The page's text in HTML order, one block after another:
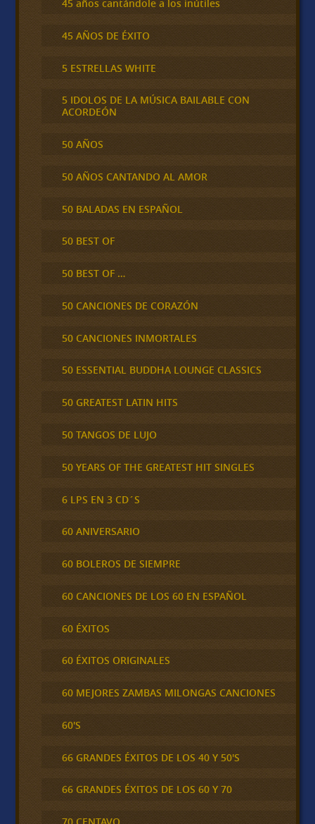
45 años cantándole a los inútiles
45 AÑOS DE ÉXITO
5 ESTRELLAS WHITE
5 IDOLOS DE LA MÚSICA BAILABLE CON
ACORDEÓN
50 AÑOS
50 AÑOS CANTANDO AL AMOR
50 BALADAS EN ESPAÑOL
50 BEST OF
50 BEST OF …
50 CANCIONES DE CORAZÓN
50 CANCIONES INMORTALES
50 ESSENTIAL BUDDHA LOUNGE CLASSICS
50 GREATEST LATIN HITS
50 TANGOS DE LUJO
50 YEARS OF THE GREATEST HIT SINGLES
6 LPS EN 3 CD´S
60 ANIVERSARIO
60 BOLEROS DE SIEMPRE
60 CANCIONES DE LOS 60 EN ESPAÑOL
60 ÉXITOS
60 ÉXITOS ORIGINALES
60 MEJORES ZAMBAS MILONGAS CANCIONES
60'S
66 GRANDES ÉXITOS DE LOS 40 Y 50'S
66 GRANDES ÉXITOS DE LOS 60 Y 70